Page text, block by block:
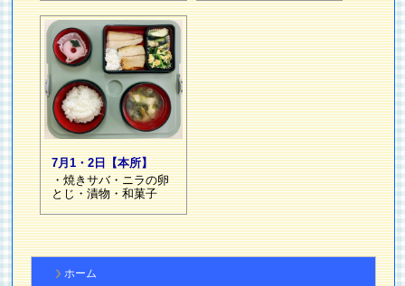
7月1・2日【本所】
・焼きサバ・ニラの卵
とじ・漬物・和菓子
ホーム